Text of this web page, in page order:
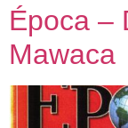
Época –
Mawaca